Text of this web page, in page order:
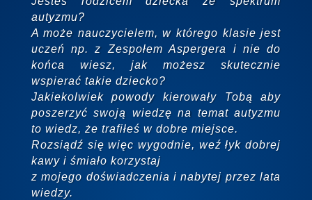
autyzmu?
A może nauczycielem, w którego klasie jest
uczeńnp. z Zespołem Aspergera i nie do
końca wiesz, jak możesz skutecznie
wspierać takie dziecko?
Jakiekolwiek powody kierowały Tobą aby
poszerzyć swoją wiedzę na temat autyzmu
to wiedz, że trafiłeś w dobre miejsce.
Rozsiądź się więc wygodnie, weź łyk dobrej
kawy i śmiało korzystaj
z mojego doświadczenia i nabytej przez lata
wiedzy.